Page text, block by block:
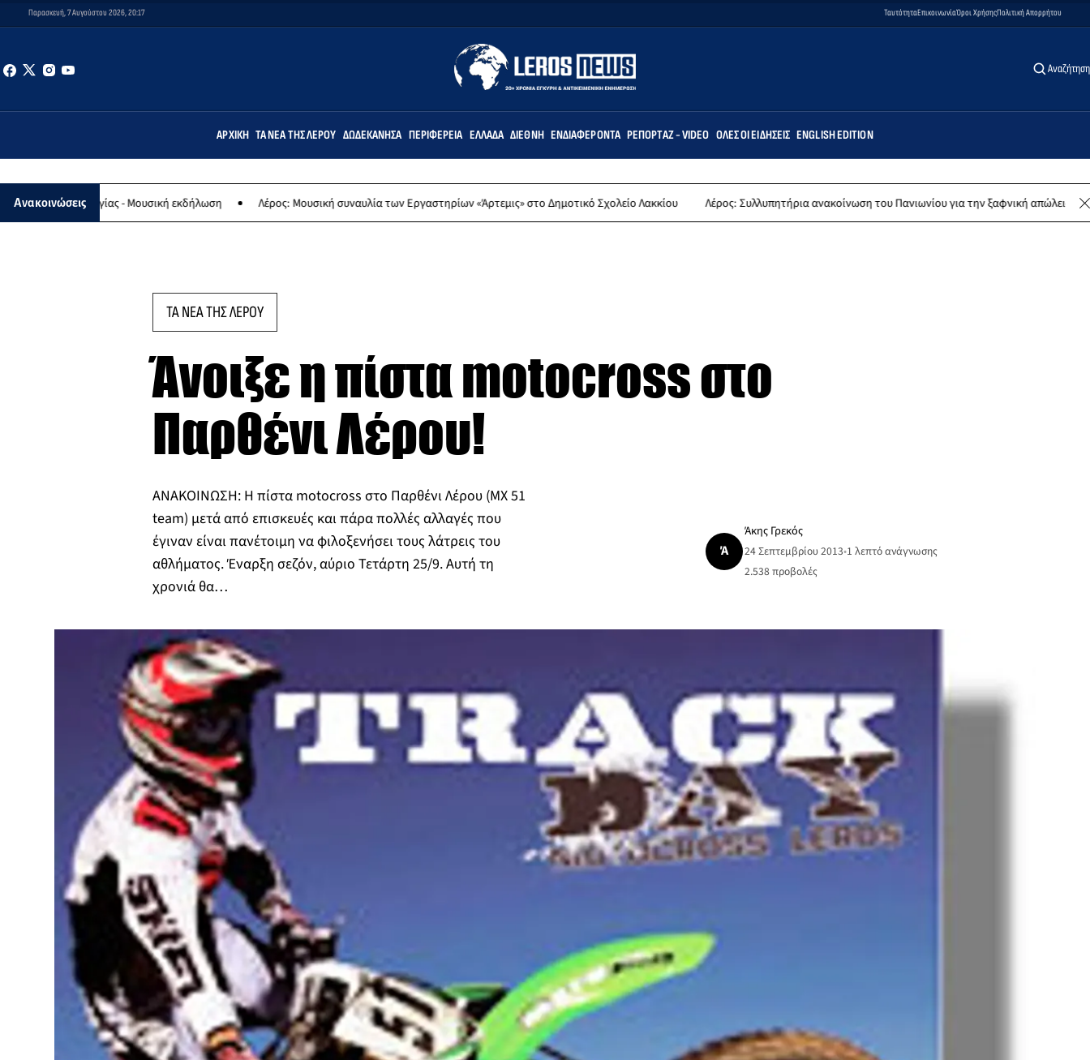
Παρασκευή, 7 Αυγούστου 2026, 20:17 ΤαυτότηταΕπικοινωνίαΌροι ΧρήσηςΠολιτική Απορρήτου
Αναζήτηση
ΑΡΧΙΚΉ ΤΑ ΝΈΑ ΤΗΣ ΛΈΡΟΥ ΔΩΔΕΚΆΝΗΣΑ ΠΕΡΙΦΈΡΕΙΑ ΕΛΛΆΔΑ ΔΙΕΘΝΉ ΕΝΔΙΑΦΈΡΟΝΤΑ ΡΕΠΟΡΤΆΖ - VIDEO ΌΛΕΣ ΟΙ ΕΙΔΉΣΕΙΣ ENGLISH EDITION
Ανακοινώσεις- Μουσική εκδήλωση Λέρος: Μουσική συναυλία των Εργαστηρίων «Άρτεμις» στο Δημοτικό Σχολείο Λακκίου Λέρος: Συλλυπητήρια ανακοίνωση του Πανιωνίου για την ξαφνική απώλεια του Δημήτρη
ΤΑ ΝΕΑ ΤΗΣ ΛΕΡΟΥ
Άνοιξε η πίστα motocross στο
Παρθένι Λέρου!
ΑΝΑΚΟΙΝΩΣΗ: Η πίστα motocross στο Παρθένι Λέρου (ΜΧ 51
team) μετά από επισκευές και πάρα πολλές αλλαγές που
έγιναν είναι πανέτοιμη να φιλοξενήσει τους λάτρεις του
αθλήματος. Έναρξη σεζόν, αύριο Τετάρτη 25/9. Αυτή τη
χρονιά θα…
Ά
Άκης Γρεκός
24 Σεπτεμβρίου 2013•1 λεπτό ανάγνωσης
2.538 προβολές